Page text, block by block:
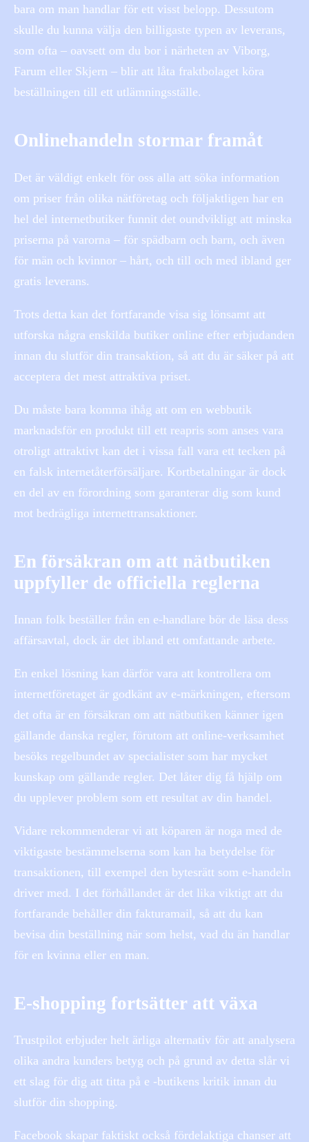
bara om man handlar för ett visst belopp. Dessutom
skulle du kunna välja den billigaste typen av leverans,
som ofta – oavsett om du bor i närheten av Viborg,
Farum eller Skjern – blir att låta fraktbolaget köra
beställningen till ett utlämningsställe.
Onlinehandeln stormar framåt
Det är väldigt enkelt för oss alla att söka information
om priser från olika nätföretag och följaktligen har en
hel del internetbutiker funnit det oundvikligt att minska
priserna på varorna – för spädbarn och barn, och även
för män och kvinnor – hårt, och till och med ibland ger
gratis leverans.
Trots detta kan det fortfarande visa sig lönsamt att
utforska några enskilda butiker online efter erbjudanden
innan du slutför din transaktion, så att du är säker på att
acceptera det mest attraktiva priset.
Du måste bara komma ihåg att om en webbutik
marknadsför en produkt till ett reapris som anses vara
otroligt attraktivt kan det i vissa fall vara ett tecken på
en falsk internetåterförsäljare. Kortbetalningar är dock
en del av en förordning som garanterar dig som kund
mot bedrägliga internettransaktioner.
En försäkran om att nätbutiken
uppfyller de officiella reglerna
Innan folk beställer från en e-handlare bör de läsa dess
affärsavtal, dock är det ibland ett omfattande arbete.
En enkel lösning kan därför vara att kontrollera om
internetföretaget är godkänt av e-märkningen, eftersom
det ofta är en försäkran om att nätbutiken känner igen
gällande danska regler, förutom att online-verksamhet
besöks regelbundet av specialister som har mycket
kunskap om gällande regler. Det låter dig få hjälp om
du upplever problem som ett resultat av din handel.
Vidare rekommenderar vi att köparen är noga med de
viktigaste bestämmelserna som kan ha betydelse för
transaktionen, till exempel den bytesrätt som e-handeln
driver med. I det förhållandet är det lika viktigt att du
fortfarande behåller din fakturamail, så att du kan
bevisa din beställning när som helst, vad du än handlar
för en kvinna eller en man.
E-shopping fortsätter att växa
Trustpilot erbjuder helt ärliga alternativ för att analysera
olika andra kunders betyg och på grund av detta slår vi
ett slag för dig att titta på e -butikens kritik innan du
slutför din shopping.
Facebook skapar faktiskt också fördelaktiga chanser att